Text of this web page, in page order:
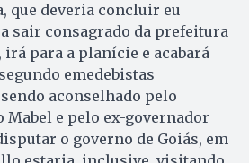
que deveria concluir eu
sair consagrado da prefeitura
irá para a planície e acabará
emedebistas
aconselhado pelo
Mabel e pelo ex-governador
o governo de Goiás, em